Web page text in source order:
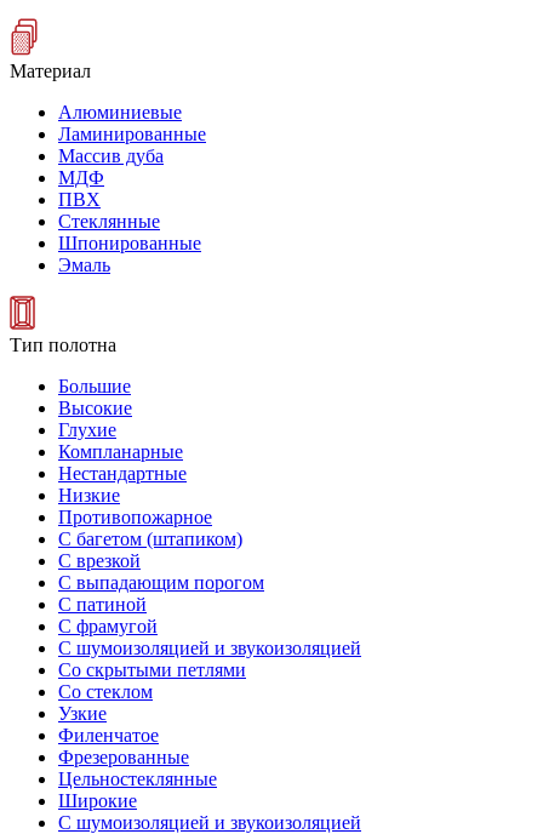
Материал
Алюминиевые
Ламинированные
Массив дуба
МДФ
ПВХ
Стеклянные
Шпонированные
Эмаль
Тип полотна
Большие
Высокие
Глухие
Компланарные
Нестандартные
Низкие
Противопожарное
С багетом (штапиком)
С врезкой
С выпадающим порогом
С патиной
С фрамугой
С шумоизоляцией и звукоизоляцией
Со скрытыми петлями
Со стеклом
Узкие
Филенчатое
Фрезерованные
Цельностеклянные
Широкие
С шумоизоляцией и звукоизоляцией